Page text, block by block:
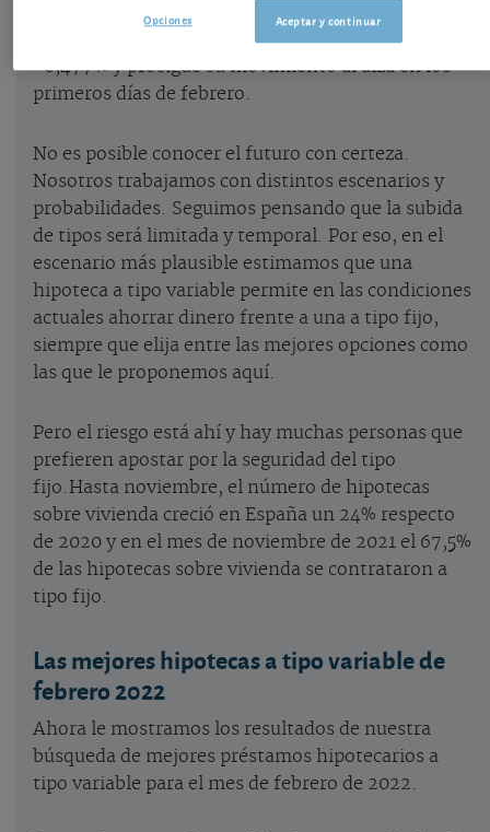
puede que con pocos anuncios previos. Entre tanto
el Euribor subió en el mes de enero hasta el
-0,477% y prosigue su movimiento al alza en los
primeros días de febrero.
No es posible conocer el futuro con certeza.
Nosotros trabajamos con distintos escenarios y
probabilidades. Seguimos pensando que la subida
de tipos será limitada y temporal. Por eso, en el
escenario más plausible estimamos que una
hipoteca a tipo variable permite en las condiciones
actuales ahorrar dinero frente a una a tipo fijo,
siempre que elija entre las mejores opciones como
las que le proponemos aquí.
Pero el riesgo está ahí y hay muchas personas que
prefieren apostar por la seguridad del tipo
fijo.Hasta noviembre, el número de hipotecas
sobre vivienda creció en España un 24% respecto
de 2020 y en el mes de noviembre de 2021 el 67,5%
de las hipotecas sobre vivienda se contrataron a
tipo fijo.
Las mejores hipotecas a tipo variable de
febrero 2022
Ahora le mostramos los resultados de nuestra
búsqueda de mejores préstamos hipotecarios a
tipo variable para el mes de febrero de 2022.
Aceptar y continuar
Opciones